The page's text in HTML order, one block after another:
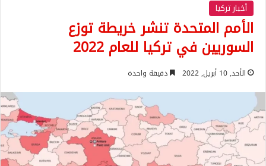
أخبار تركيا
الأمم المتحدة تنشر خريطة توزع
السوريين في تركيا للعام 2022
الأحد, 10 أبريل, 2022 دقيقة واحدة